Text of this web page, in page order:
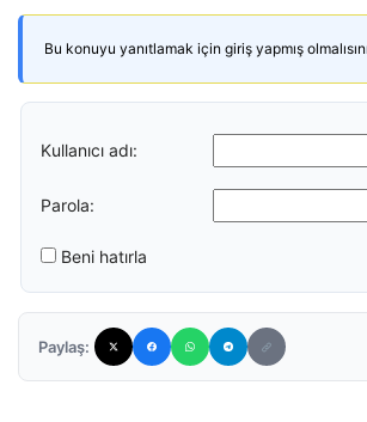
Bu konuyu yanıtlamak için giriş yapmış
Kullanıcı adı:
Parola:
Beni hatırla
Paylaş: